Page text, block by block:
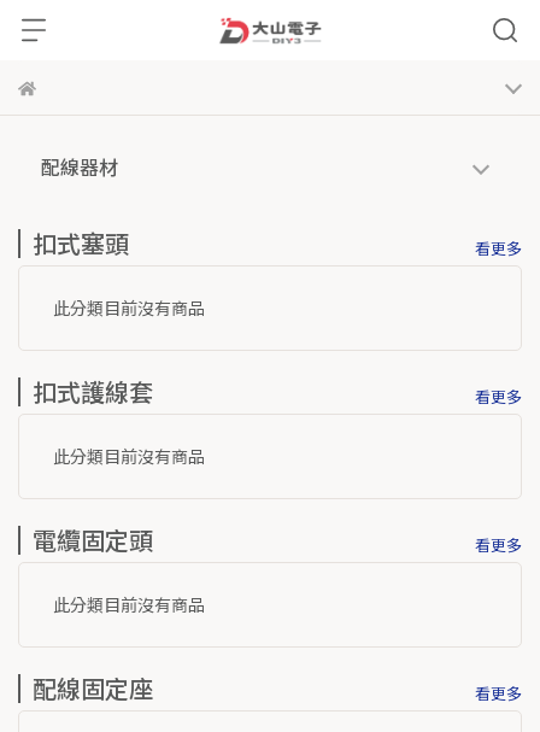
配線器材
扣式塞頭 看更多
此分類目前沒有商品
扣式護線套 看更多
此分類目前沒有商品
電纜固定頭 看更多
此分類目前沒有商品
配線固定座 看更多